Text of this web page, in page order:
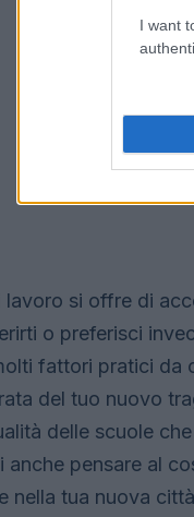
I want
lavoro si offre di
o preferisci
fattori pratici da
del tuo nuovo
delle scuole
anche pensare al
nella tua nuova